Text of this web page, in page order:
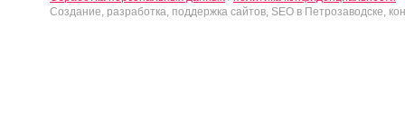
Создание, разработка, поддержка сайтов, SEO в Петрозаводске,